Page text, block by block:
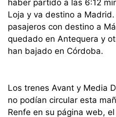
haber partido a las 6:12
Loja y va destino a
pasajeros con destino a
quedado en Antequera y
han bajado en Córdoba.
Los trenes Avant y Media
no podían circular esta
Renfe en su página web,